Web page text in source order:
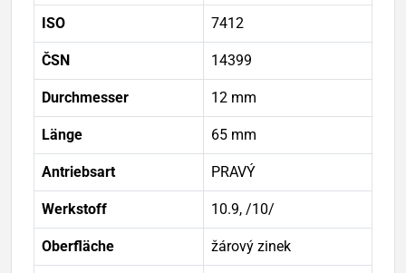
ISO 7412
ČSN 14399
Durchmesser 12 mm
Länge 65 mm
Antriebsart PRAVÝ
Werkstoff 10.9, /10/
Oberfläche žárový zinek